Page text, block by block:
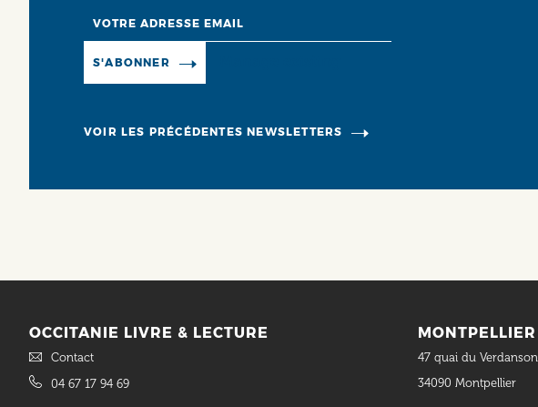
S'ABONNER
VOIR LES PRÉCÉDENTES NEWSLETTERS
OCCITANIE LIVRE & LECTURE
Contact
04 67 17 94 69
MONTPELLIER
47 quai du Verdanson
34090 Montpellier